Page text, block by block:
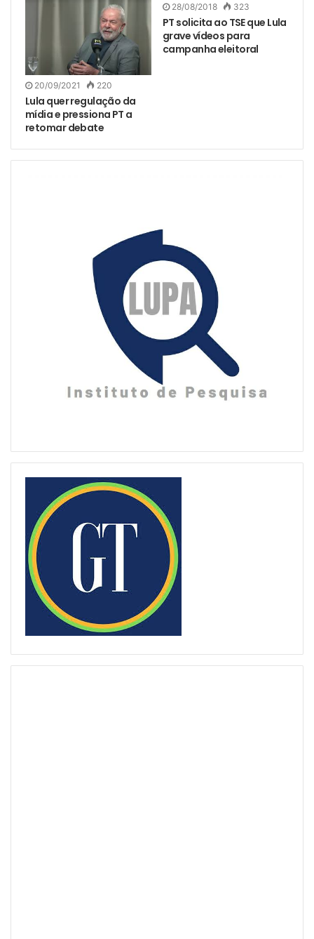
20/09/2021 220
Lula quer regulação da
mídia e pressiona PT a
retomar debate
28/08/2018 323
PT solicita ao TSE que Lula
grave vídeos para
campanha eleitoral